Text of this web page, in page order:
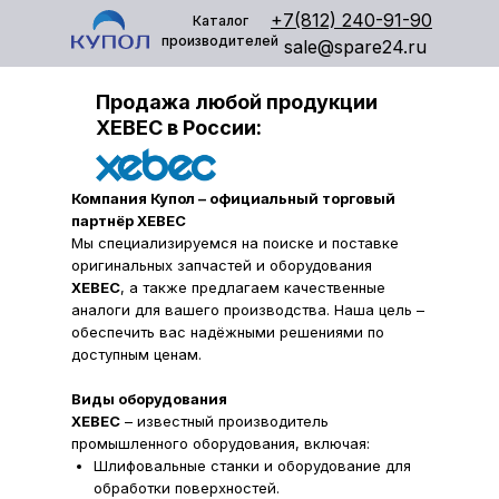
Каталог
производителей sale@spare24.ru
+7(812) 240-91-90
Продажа любой продукции
XEBEC в России:
Компания Купол – официальный торговый
партнёр XEBEC
Мы специализируемся на поиске и поставке
оригинальных запчастей и оборудования
XEBEC, а также предлагаем качественные
аналоги для вашего производства. Наша цель –
обеспечить вас надёжными решениями по
доступным ценам.
Виды оборудования
XEBEC – известный производитель
промышленного оборудования, включая:
Шлифовальные станки и оборудование для
обработки поверхностей.